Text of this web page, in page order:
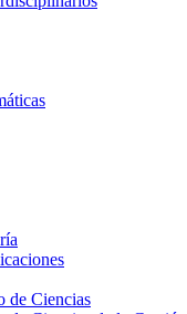
de Ciencias